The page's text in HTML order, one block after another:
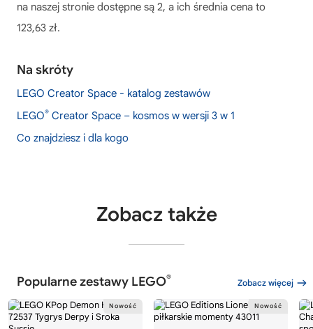
na naszej stronie dostępne są 2, a ich średnia cena to
123,63 zł.
Na skróty
LEGO Creator Space - katalog zestawów
LEGO® Creator Space – kosmos w wersji 3 w 1
Co znajdziesz i dla kogo
Zobacz także
Popularne zestawy LEGO® Zobacz więcej